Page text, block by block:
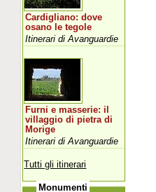
Cardigliano: dove
osano le tegole
Itinerari di Avanguardie
Furni e masserie: il
villaggio di pietra di
Morige
Itinerari di Avanguardie
Tutti gli itinerari
Monumenti